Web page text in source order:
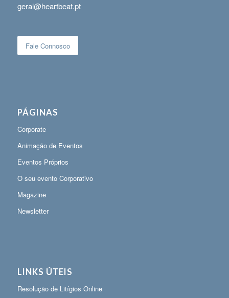
geral@heartbeat.pt
Fale Connosco
PÁGINAS
Corporate
Animação de Eventos
Eventos Próprios
O seu evento Corporativo
Magazine
Newsletter
LINKS ÚTEIS
Resolução de Litígios Online